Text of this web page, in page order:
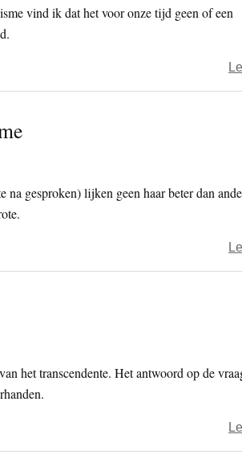
vind ik dat het voor onze tijd geen of een
gesproken) lijken geen haar beter dan
het transcendente. Het antwoord op de